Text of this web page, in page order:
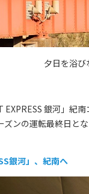
夕日を浴び
EXPRESS 銀河」紀
ンの運転最終日とな
銀河」、紀南へ